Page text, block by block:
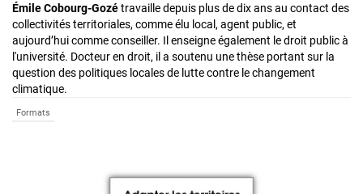
Émile Cobourg-Gozétravaille depuis plus de dix ans au contact des
collectivités territoriales, comme élu local, agent public, et
aujourd’hui comme conseiller. Il enseigne également le droit public à
l'université. Docteur en droit, il a soutenu une thèse portant sur la
question des politiques locales de lutte contre le changement
climatique.
Formats